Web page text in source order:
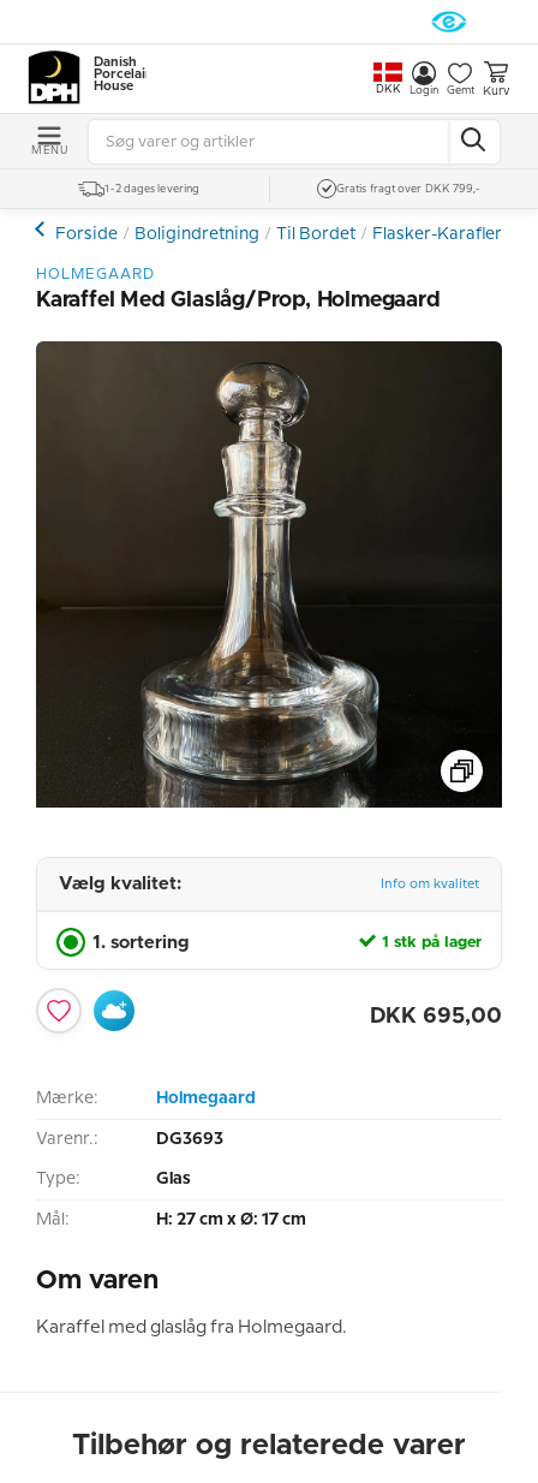
Danish
Porcelain
House
DKK Login Gemt Kurv
MENU
1-2 dages levering Gratis fragt over DKK 799,-
Forside Boligindretning Til Bordet Flasker-Karafler-
HOLMEGAARD
Karaffel Med Glaslåg/prop, Holmegaard
Vælg kvalitet: Info om kvalitet
1. sortering 1 stk på lager
DKK 695,00
Mærke: Holmegaard
Varenr.: DG3693
Type: Glas
Mål: H: 27 cm x Ø: 17 cm
Om varen
Karaffel med glaslåg fra Holmegaard.
Tilbehør og relaterede varer